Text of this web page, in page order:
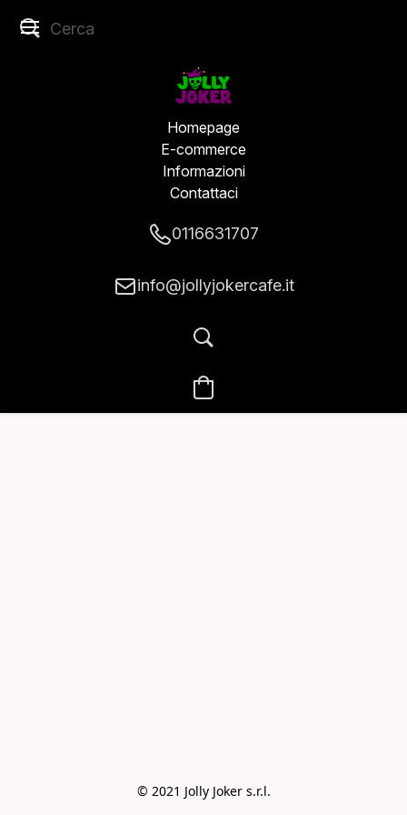
Homepage
E-commerce
Informazioni
Contattaci
0116631707
info@jollyjokercafe.it
© 2021 Jolly Joker s.r.l.